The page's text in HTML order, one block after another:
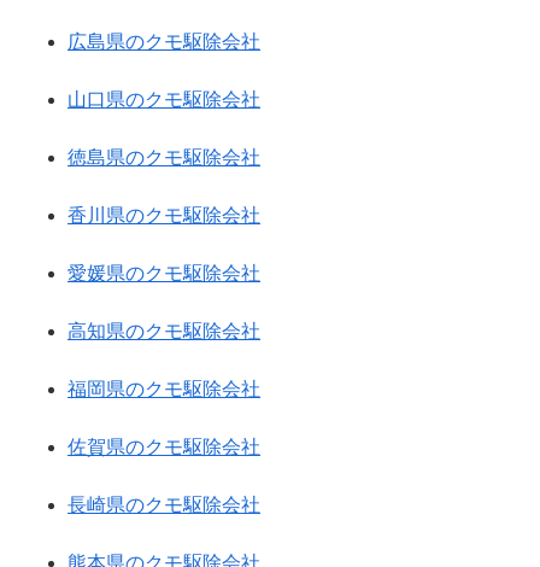
広島県のクモ駆除会社
山口県のクモ駆除会社
徳島県のクモ駆除会社
香川県のクモ駆除会社
愛媛県のクモ駆除会社
高知県のクモ駆除会社
福岡県のクモ駆除会社
佐賀県のクモ駆除会社
長崎県のクモ駆除会社